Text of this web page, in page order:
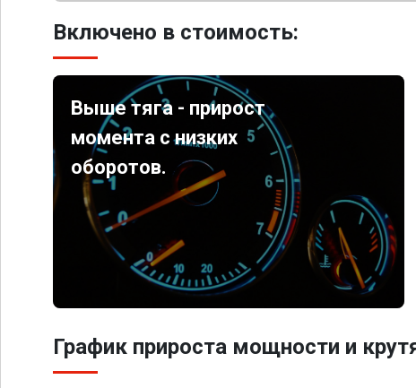
Включено в стоимость:
Выше тяга - прирост
момента с низких
оборотов.
График прироста мощности и